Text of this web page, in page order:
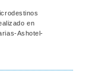
en
Ashotel-